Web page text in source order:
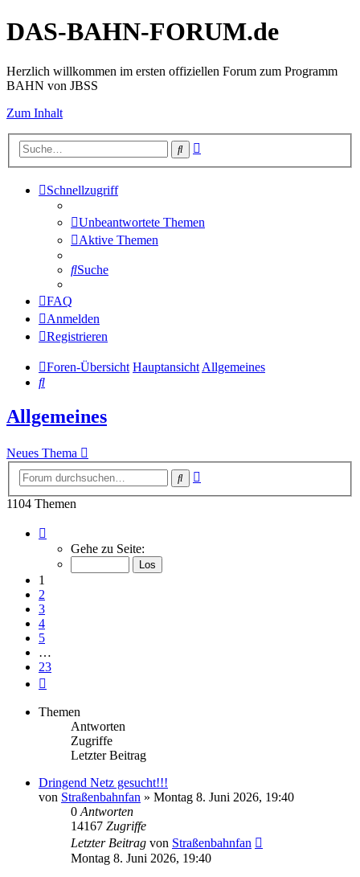
DAS-BAHN-FORUM.de
Herzlich willkommen im ersten offiziellen Forum zum Programm
BAHN von JBSS
Zum Inhalt
Suche
Schnellzugriff
Unbeantwortete Themen
Aktive Themen
Suche
FAQ
Anmelden
Registrieren
Foren-Übersicht HauptansichtAllgemeines
Suche
Allgemeines
Neues Thema
Suche
1104 Themen
von
Gehe zu Seite:
1
2
3
4
5
…
23
Themen
Antworten
Zugriffe
Letzter Beitrag
Dringend Netz gesucht!!!
von Straßenbahnfan » Montag 8. Juni 2026, 19:40
0 Antworten
14167 Zugriffe
Letzter Beitrag von Straßenbahnfan
Montag 8. Juni 2026, 19:40